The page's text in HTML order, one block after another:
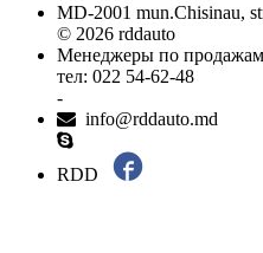
MD-2001 mun.Chisinau,
© 2026 rddauto
Менеджеры по
тел: 022 54-62-48
-
info@rddauto.md
RDD